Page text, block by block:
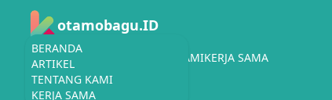
BERANDA
ARTIKEL
TENTANG KAMI
KERJA SAMA
otamobagu.ID
BERANDA ARTIKEL TENTANG KAMIKERJA SAMA